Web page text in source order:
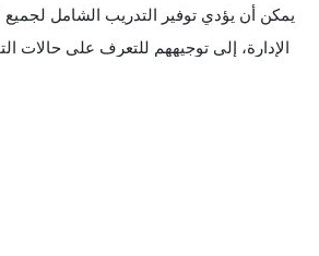
يمكن أن يؤدي توفير التدريب الشامل
الإدارة، إلى توجيههم للتعرف على حالات